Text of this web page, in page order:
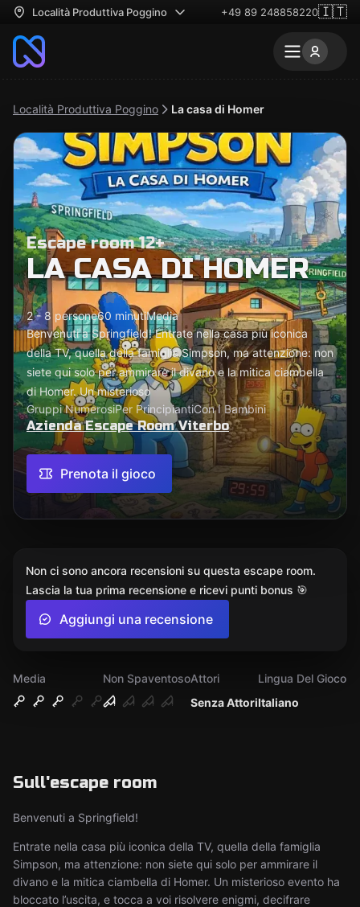
Località Produttiva Poggino +49 89 248858220🇮🇹
Località Produttiva Poggino La casa di Homer
Escape room 12+
LA CASA DI HOMER
2 - 8 persone60 minutiMedia
Benvenuti a Springfield! Entrate nella casa più iconica
della TV, quella della famiglia Simpson, ma attenzione: non
siete qui solo per ammirare il divano e la mitica ciambella
di Homer. Un misterioso
Gruppi NumerosiPer PrincipiantiCon I Bambini
Azienda Escape Room Viterbo
Prenota il gioco
Media
Non Spaventoso
Senza Attori
Attori
Italiano
Lingua Del Gioco
Sull'escape room
Benvenuti a Springfield!
Entrate nella casa più iconica della TV, quella della famiglia
Simpson, ma attenzione: non siete qui solo per ammirare il
divano e la mitica ciambella di Homer. Un misterioso evento ha
bloccato l’uscita, e tocca a voi risolvere enigmi, decifrare
Non ci sono ancora recensioni su questa escape room.
Lascia la tua prima recensione e ricevi punti bonus 🎯
Aggiungi una recensione